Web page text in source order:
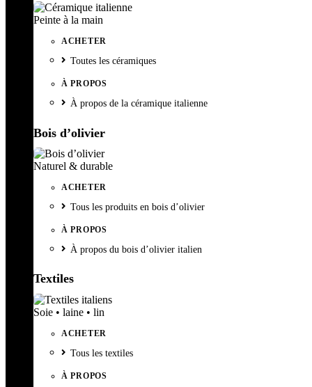
Peinte à la main
ACHETER
Toutes les céramiques
À PROPOS
À propos de la céramique italienne
Bois d’olivier
Naturel & durable
ACHETER
Tous les produits en bois d’olivier
À PROPOS
À propos du bois d’olivier italien
Textiles
Soie • laine • lin
ACHETER
Tous les textiles
À PROPOS